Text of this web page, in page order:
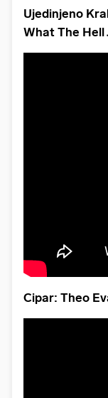
Ujedinjeno
What The Hell
Cipar: Theo